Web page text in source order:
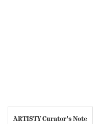
ARTISTY Curator's Note